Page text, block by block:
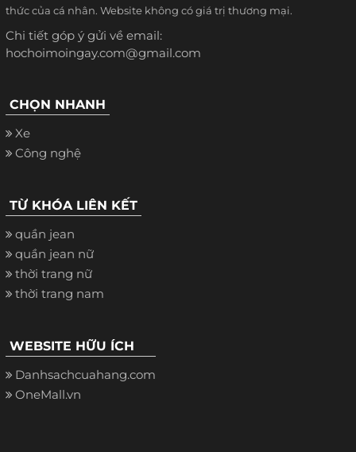
thức của cá nhân. Website không có giá trị thương mại.
Chi tiết góp ý gửi về email:
hochoimoingay.com@gmail.com
CHỌN NHANH
Xe
Công nghệ
TỪ KHÓA LIÊN KẾT
quần jean
quần jean nữ
thời trang nữ
thời trang nam
WEBSITE HỮU ÍCH
Danhsachcuahang.com
OneMall.vn